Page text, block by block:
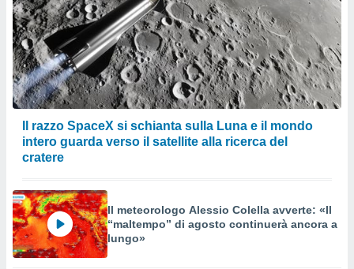
Il razzo SpaceX si schianta sulla Luna e il mondo
intero guarda verso il satellite alla ricerca del
cratere
Il meteorologo Alessio Colella avverte: «Il
“maltempo” di agosto continuerà ancora a
lungo»